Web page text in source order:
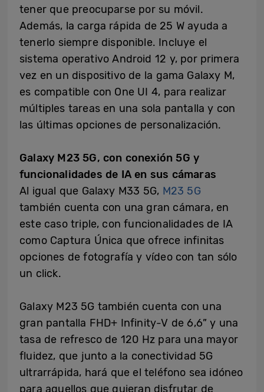
tener que preocuparse por su móvil.
Además, la carga rápida de 25 W ayuda a
tenerlo siempre disponible. Incluye el
sistema operativo Android 12 y, por primera
vez en un dispositivo de la gama Galaxy M,
es compatible con One UI 4, para realizar
múltiples tareas en una sola pantalla y con
las últimas opciones de personalización.
Galaxy M23 5G, con conexión 5G y
funcionalidades de IA en sus cámaras
Al igual que Galaxy M33 5G, M23 5G
también cuenta con una gran cámara, en
este caso triple, con funcionalidades de IA
como Captura Única que ofrece infinitas
opciones de fotografía y vídeo con tan sólo
un click.
Galaxy M23 5G también cuenta con una
gran pantalla FHD+ Infinity-V de 6,6” y una
tasa de refresco de 120 Hz para una mayor
fluidez, que junto a la conectividad 5G
ultrarrápida, hará que el teléfono sea idóneo
para aquellos que quieran disfrutar de